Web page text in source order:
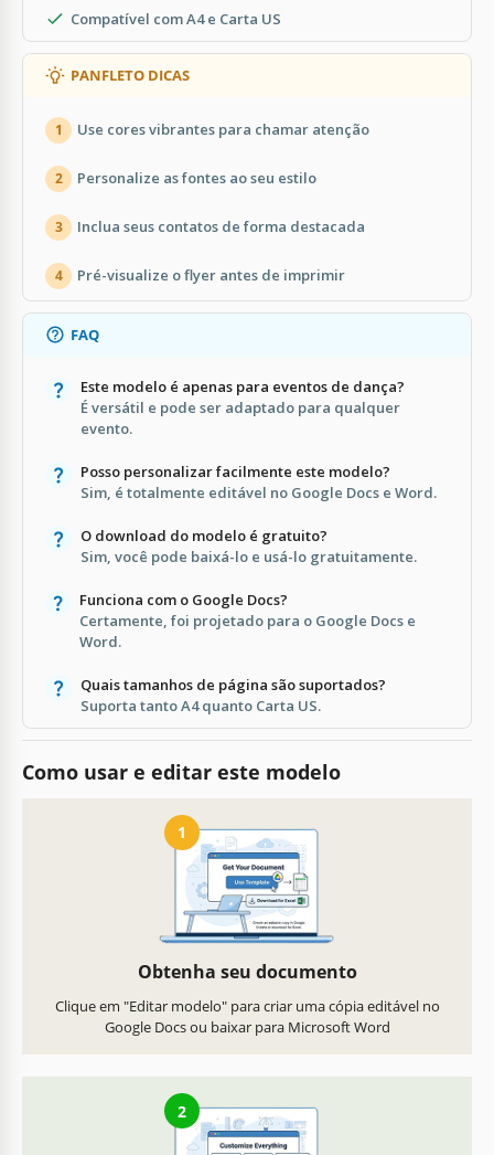
Compatível com A4 e Carta US
PANFLETO DICAS
1 Use cores vibrantes para chamar atenção
2 Personalize as fontes ao seu estilo
3 Inclua seus contatos de forma destacada
4 Pré-visualize o flyer antes de imprimir
FAQ
Este modelo é apenas para eventos de dança?
É versátil e pode ser adaptado para qualquer
evento.
Posso personalizar facilmente este modelo?
Sim, é totalmente editável no Google Docs e Word.
O download do modelo é gratuito?
Sim, você pode baixá-lo e usá-lo gratuitamente.
Funciona com o Google Docs?
Certamente, foi projetado para o Google Docs e
Word.
Quais tamanhos de página são suportados?
Suporta tanto A4 quanto Carta US.
Como usar e editar este modelo
1
Obtenha seu documento
Clique em "Editar modelo" para criar uma cópia editável no
Google Docs ou baixar para Microsoft Word
2